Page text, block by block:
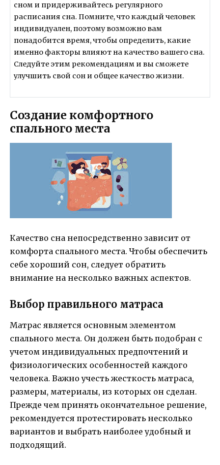
сном и придерживайтесь регулярного
расписания сна. Помните, что каждый человек
индивидуален, поэтому возможно вам
понадобится время, чтобы определить, какие
именно факторы влияют на качество вашего сна.
Следуйте этим рекомендациям и вы сможете
улучшить свой сон и общее качество жизни.
Создание комфортного
спального места
Качество сна непосредственно зависит от
комфорта спального места. Чтобы обеспечить
себе хороший сон, следует обратить
внимание на несколько важных аспектов.
Выбор правильного матраса
Матрас является основным элементом
спального места. Он должен быть подобран с
учетом индивидуальных предпочтений и
физиологических особенностей каждого
человека. Важно учесть жесткость матраса,
размеры, материалы, из которых он сделан.
Прежде чем принять окончательное решение,
рекомендуется протестировать несколько
вариантов и выбрать наиболее удобный и
подходящий.